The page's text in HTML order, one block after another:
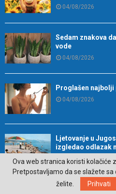
04/08/2026
Sedam znakova
vode
04/08/2026
Proglašen najbolji
04/08/2026
Ljetovanje u
izgledao odlazak
04/08/2026
Dodjelom nagrade
završen Festival u
Ova web stranica koristi kolačiće
Pretpostavljamo da se slažete
želite.
Prihvati